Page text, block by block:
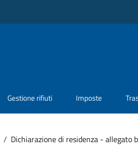
Gestione rifiuti Imposte
/ Dichiarazione di residenza - allegato b